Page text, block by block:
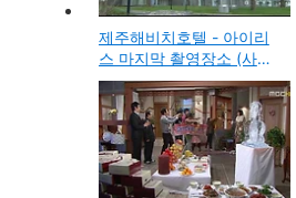
제주해비치호텔 - 아이리
스 마지막 촬영장소 (사진
보기)